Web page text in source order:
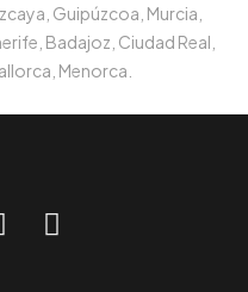
Guipúzcoa, Murcia,
Badajoz, Ciudad Real,
Menorca.